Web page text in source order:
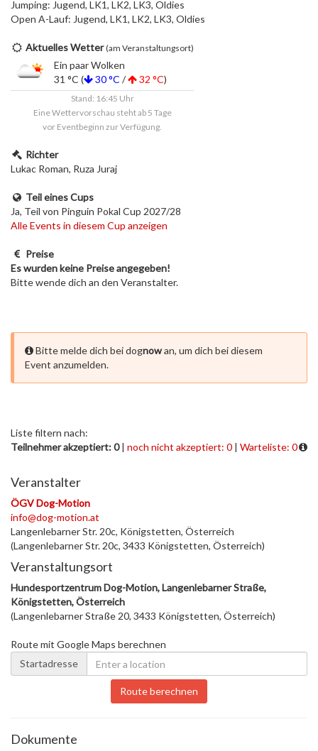
Jumping: Jugend, LK1, LK2, LK3, Oldies
Open A-Lauf: Jugend, LK1, LK2, LK3, Oldies
Aktuelles Wetter (am Veranstaltungsort)
Ein paar Wolken
31 °C (
30 °C / 32 °C)
Stand: 16:45 Uhr
Eine Wettervorschau steht ab 5 Tage
vor Eventbeginn zur Verfügung.
Richter
Lukac Roman, Ruza Juraj
Teil eines Cups
Ja, Teil von Pinguin Pokal Cup 2027/28
Alle Events in diesem Cup anzeigen
Preise
Es wurden keine Preise angegeben!
Bitte wende dich an den Veranstalter.
Bitte melde dich bei dognowan, um dich bei diesem
Event anzumelden.
Liste filtern nach:
Teilnehmer akzeptiert: 0| noch nicht akzeptiert: 0 | Warteliste: 0
Veranstalter
ÖGV Dog-Motion
info@dog-motion.at
Langenlebarner Str. 20c, Königstetten, Österreich
(Langenlebarner Str. 20c, 3433 Königstetten, Österreich)
Veranstaltungsort
Hundesportzentrum Dog-Motion, Langenlebarner Straße,
Königstetten, Österreich
(Langenlebarner Straße 20, 3433 Königstetten, Österreich)
Route mit Google Maps berechnen
Startadresse
Route berechnen
Dokumente